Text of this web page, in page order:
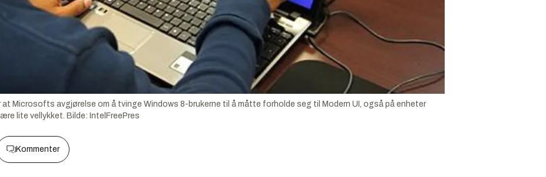
at Microsofts avgjørelse om å tvinge Windows 8-brukerne til å måtte forholde seg til Modern UI, også på enheter
lite vellykket. Bilde: IntelFreePres
Kommenter